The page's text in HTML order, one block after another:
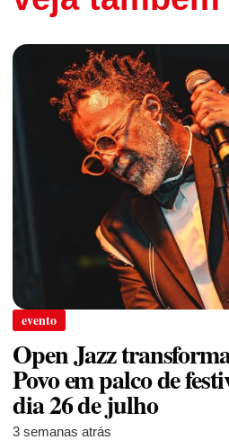
evento
Open Jazz
Povo em palco de
dia 26 de julho
3 semanas atrás